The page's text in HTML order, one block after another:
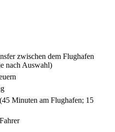
zwischen dem Flughafen
nach Auswahl)
Minuten am Flughafen; 15